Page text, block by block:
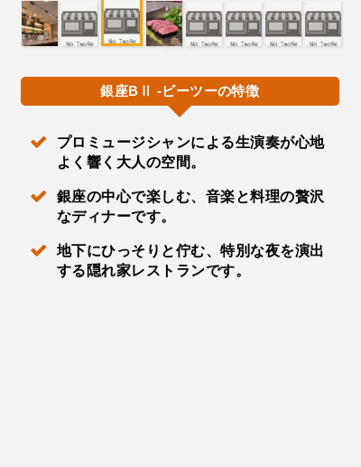
銀座BⅡ -ビーツーの特徴
プロミュージシャンによる生演奏が心地
よく響く大人の空間。
銀座の中心で楽しむ、音楽と料理の贅沢
なディナーです。
地下にひっそりと佇む、特別な夜を演出
する隠れ家レストランです。